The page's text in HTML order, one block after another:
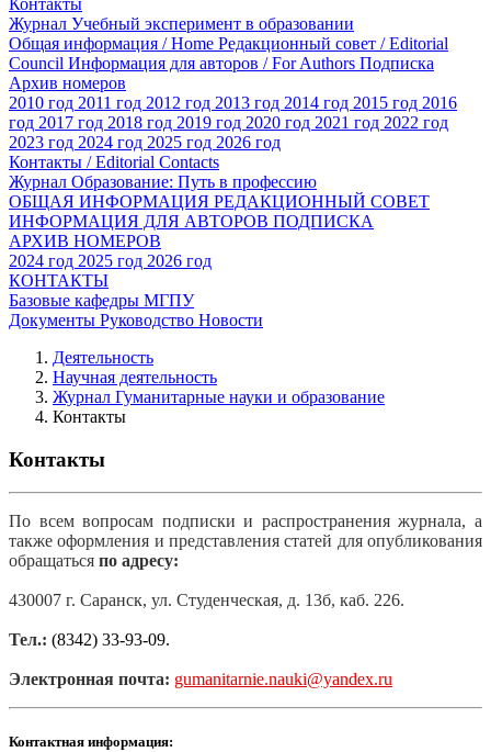
Журнал Учебный эксперимент в образовании
Общая информация / Home Редакционный совет / Editorial
Council Информация для авторов / For Authors Подписка
Архив номеров
2010 год 2011 год 2012 год 2013 год 2014 год 2015 год 2016
год 2017 год 2018 год 2019 год 2020 год 2021 год 2022 год
2023 год 2024 год 2025 год 2026 год
Контакты / Editorial Contacts
Журнал Образование: Путь в профессию
ОБЩАЯ ИНФОРМАЦИЯ РЕДАКЦИОННЫЙ СОВЕТ
ИНФОРМАЦИЯ ДЛЯ АВТОРОВ ПОДПИСКА
АРХИВ НОМЕРОВ
2024 год 2025 год 2026 год
КОНТАКТЫ
Базовые кафедры МГПУ
Документы Руководство Новости
Деятельность
Научная деятельность
Журнал Гуманитарные науки и образование
Контакты
Контакты
По всем вопросам подписки и распространения журнала, а
также оформления и представления статей для опубликования
обращаться по адресу:
430007 г. Саранск, ул. Студенческая, д. 13б, каб. 226.
Тел.: (8342) 33-93-09.
Электронная почта: gumanitarnie.nauki@yandex.ru
Контактная информация: